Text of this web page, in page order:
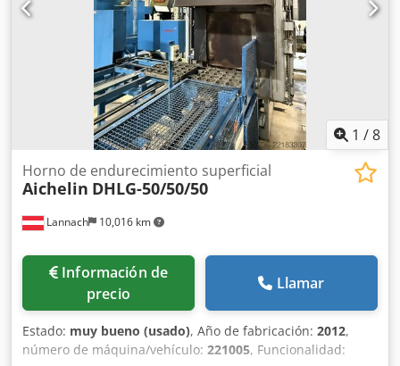
1 /8
Lannach 10,016 km
Horno de endurecimiento superficial
Aichelin DHLG-50/50/50
Información de
precio
Llamar
Estado: muy bueno (usado), Año de fabricación: 2012,
número de máquina/vehículo: 221005, Funcionalidad: